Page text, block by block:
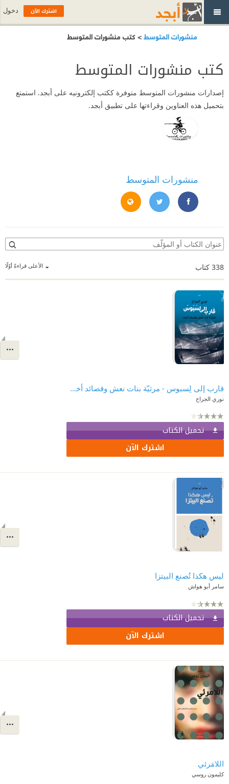
منشورات المتوسط> كتب منشورات المتوسط
كتب منشورات المتوسط
إصدارات منشورات المتوسط متوفرة ككتب إلكترونيه على أبجد. استمتع
بتحميل هذه العناوين وقراءتها على تطبيق أبجد.
منشورات المتوسط
https://web.facebook.com/pg/almutawassit
https://twitter.com/almutawassitit
الأعلى قراءةً أوّلًا 338 كتاب
قارب إلى لِسبوس - مرثيّة بنات نعش وقصائد أخرى
نوري الجراح
تحميل الكتاب
اشترك الآن
ليس هكذا تُصنع البيتزا
سامر أبو هواش
تحميل الكتاب
اشترك الآن
اللامَرئي
كليمون روسي
اشترك الآن دخول